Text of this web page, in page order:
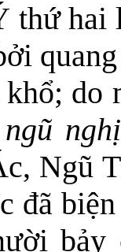
thứ hai
do
ngũ
, NgũT
đã
bảy